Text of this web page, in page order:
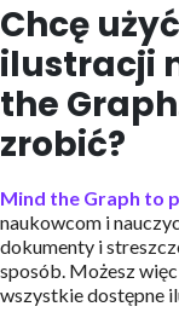
Chcę
ilustracji
the
zrobić?
Mind the Graph to
naukowcom i
dokumenty i
sposób. Możesz
wszystkie dostępne